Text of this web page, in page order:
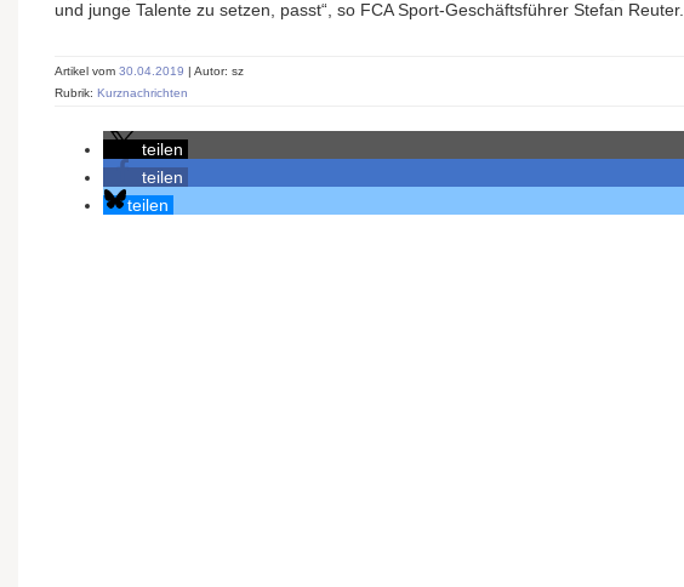
und junge Talente zu setzen, passt“, so FCA Sport-Geschäftsführer Stefan Reuter.
Artikel vom 30.04.2019 | Autor: sz
Rubrik: Kurznachrichten
teilen
teilen
teilen